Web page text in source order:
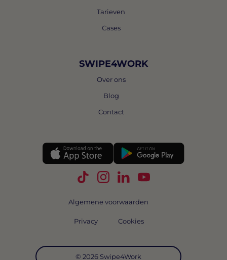
Tarieven
Cases
SWIPE4WORK
Over ons
Blog
Contact
Volg Swipe4Work op TikTok
Volg Swipe4Work op
Volg Swipe4Work op
Volg Swipe4Work
© 2026 Swipe4Work
Algemene voorwaarden
Privacy Cookies